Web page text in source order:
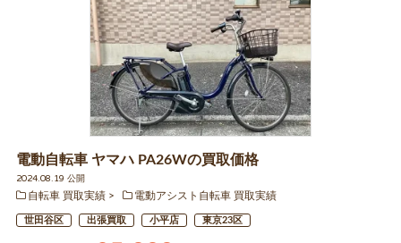
電動自転車 ヤマハ PA26Wの買取価格
2024.08.19 公開
自転車 買取実績
電動アシスト自転車 買取実績
世田谷区 出張買取 小平店 東京23区